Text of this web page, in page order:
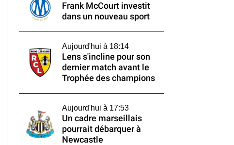
Frank McCourt investit
dans un nouveau sport
Aujourd'hui à 18:14
Lens s'incline pour son
dernier match avant le
Trophée des champions
Aujourd'hui à 17:53
Un cadre marseillais
pourrait débarquer à
Newcastle